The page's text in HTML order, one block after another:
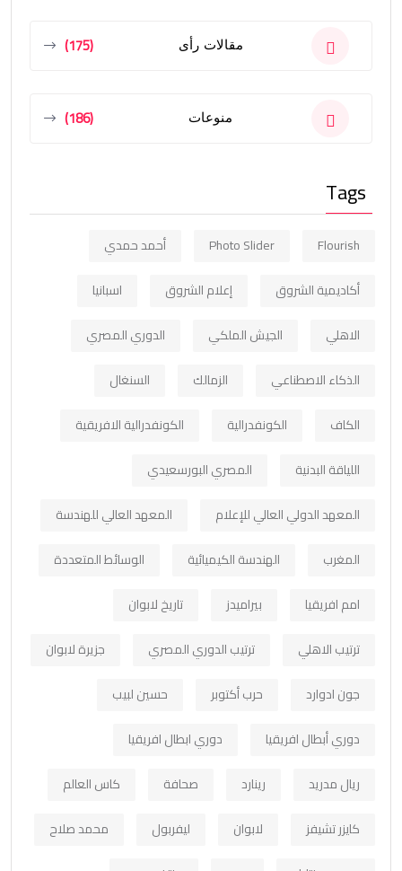
مقالات رأى (175)
منوعات (186)
Tags
Flourish
Photo Slider
أحمد حمدي
أكاديمية الشروق
إعلام الشروق
اسبانيا
الاهلي
الجيش الملكي
الدوري المصري
الذكاء الاصطناعي
الزمالك
السنغال
الكاف
الكونفدرالية
الكونفدرالية الافريقية
اللياقة البدنية
المصري البورسعيدي
المعهد الدولي العالي للإعلام
المعهد العالي للهندسة
المغرب
الهندسة الكيميائية
الوسائط المتعددة
امم افريقيا
بيراميدز
تاريخ لابوان
ترتيب الاهلي
ترتيب الدوري المصري
جزيرة لابوان
جون ادوارد
حرب أكتوبر
حسين لبيب
دوري أبطال افريقيا
دوري ابطال افريقيا
ريال مدريد
رينارد صحافة
كاس العالم
كايزر تشيفز
لابوان ليفربول
محمد صلاح